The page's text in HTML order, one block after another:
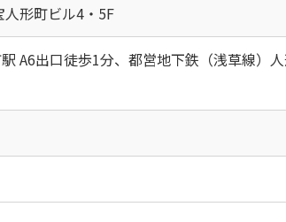
形町ビル4・5F
A6出口徒歩1分、都営地下鉄（浅草線）